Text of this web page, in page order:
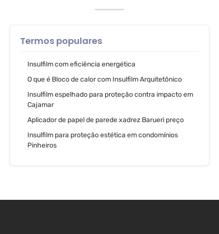
Termos populares
Insulfilm com eficiência energética
O que é Bloco de calor com Insulfilm Arquitetônico
Insulfilm espelhado para proteção contra impacto em
Cajamar
Aplicador de papel de parede xadrez Barueri preço
Insulfilm para proteção estética em condomínios
Pinheiros